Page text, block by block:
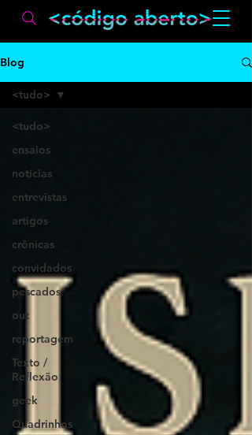
Blog
<tudo>
ensaios
notícias
entrevistas
artigos
crônicas
convidados
pescados
out
reportagem
Texto /
Reflexão
geek
Quadrinhos
<tudo>